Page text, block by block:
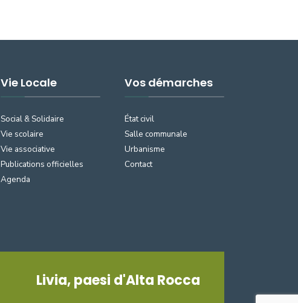
Vie Locale
Social & Solidaire
Vie scolaire
Vie associative
Publications officielles
Agenda
Vos démarches
État civil
Salle communale
Urbanisme
Contact
Livia, paesi d'Alta Rocca